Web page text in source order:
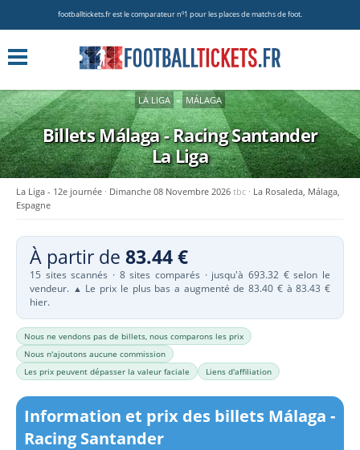
footballtickets.fr est le comparateur nº1 pour les places de matchs de foot.
LA LIGA » MÁLAGA
Billets Málaga - Racing Santander
La Liga
La Liga - 12e journée Dimanche 08 Novembre 2026 tbc
La Rosaleda, Málaga,
Espagne
À partir de 83.44 €
15 sites scannés · 8 sites comparés · jusqu'à 693.32 € selon le
vendeur. ▲ Le prix le plus bas a augmenté de 83.40 € à 83.43 €
hier.
Nous ne vendons pas de billets, nous comparons les prix
Nous n'ajoutons aucune commission
Les prix peuvent dépasser la valeur faciale
Liens d'affiliation
Information et prix des billets Málaga -
Racing Santander